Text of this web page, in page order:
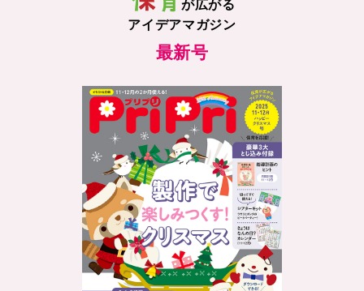
が広がる
アイデアマガジン
最新号